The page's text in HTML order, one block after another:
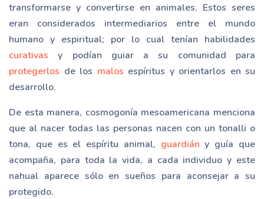
transformarse y convertirse en animales. Estos seres
eran considerados intermediarios entre el mundo
humano y espiritual; por lo cual tenían habilidades
curativas y podían guiar a su comunidad para
protegerlos de los malos espíritus y orientarlos en su
desarrollo.
De esta manera, cosmogonía mesoamericana menciona
que al nacer todas las personas nacen con un tonalli o
tona, que es el espíritu animal, guardián y guía que
acompaña, para toda la vida, a cada individuo y este
nahual aparece sólo en sueños para aconsejar a su
protegido.